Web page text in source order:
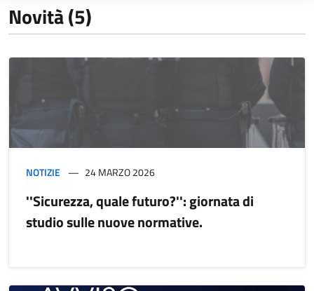
Novità (5)
NOTIZIE 24 MARZO 2026
''Sicurezza, quale futuro?'': giornata di
studio sulle nuove normative.